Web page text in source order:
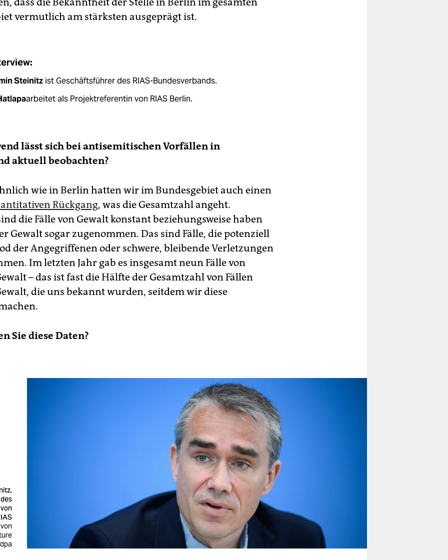
vermutlich am stärksten ausgeprägt ist.
Steinitz ist Geschäfts­führer des RIAS-Bundesverbands.
arbeitet als Projektreferentin von RIAS Berlin.
lässt sich bei antisemitischen Vorfällen in
aktuell beobachten?
wie in Berlin hatten wir im Bundesgebiet auch einen
Rückgang, was die Gesamtzahl angeht.
die Fälle von Gewalt konstant beziehungsweise haben
Gewalt sogar zugenommen. Das sind Fälle, die potenziell
der Angegriffenen oder schwere, bleibende Verletzungen
Im letzten Jahr gab es insgesamt neun Fälle von
– das ist fast die Hälfte der Gesamtzahl von Fällen
die uns bekannt wurden, seitdem wir diese
Sie diese Daten?